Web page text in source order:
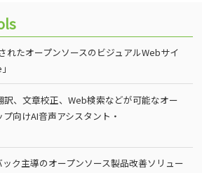
れたオープンソースのビジュアルWebサイ
、文章校正、Web検索などが可能なオー
向けAI音声アシスタント・
ク主導のオープンソース製品改善ソリュー